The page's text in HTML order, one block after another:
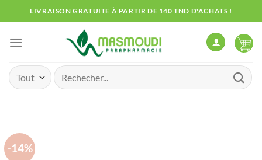
au
contenu
LIVRAISON GRATUITE À PARTIR DE 140 TND D'ACHATS !
Recherche
pour :
-14%